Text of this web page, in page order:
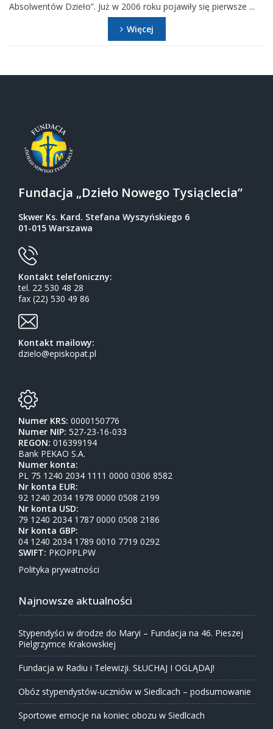
Absolwentów Dzieło”. Już w 2006 roku pojawiły się pierwsze ...
Więcej
Fundacja „Dzieło Nowego Tysiąclecia”
Skwer Ks. Kard. Stefana Wyszyńskiego 6
01-015 Warszawa
Kontakt telefoniczny:
tel. 22 530 48 28
fax (22) 530 49 86
Kontakt mailowy:
dzielo@episkopat.pl
Numer KRS: 0000150776
Numer NIP: 527-23-16-033
REGON: 016399194
Bank PEKAO S.A.
Numer konta:
PL 75 1240 2034 1111 0000 0306 8582
Nr konta EUR:
92 1240 2034 1978 0000 0508 2199
Nr konta USD:
79 1240 2034 1787 0000 0508 2186
Nr konta GBP:
04 1240 2034 1789 0010 7719 0292
SWIFT: PKOPPLPW
Polityka prywatności
Najnowsze aktualności
Stypendyści w drodze do Maryi – Fundacja na 46. Pieszej
Pielgrzymce Krakowskiej
Fundacja w Radiu i Telewizji. SŁUCHAJ I OGLĄDAJ!
Obóz stypendystów-uczniów w Siedlcach – podsumowanie
Sportowe emocje na koniec obozu w Siedlcach